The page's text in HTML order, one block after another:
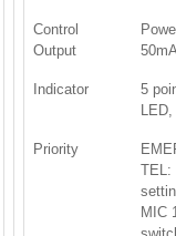
Control
Output
Indicator
5
Priority
TEL:
MIC